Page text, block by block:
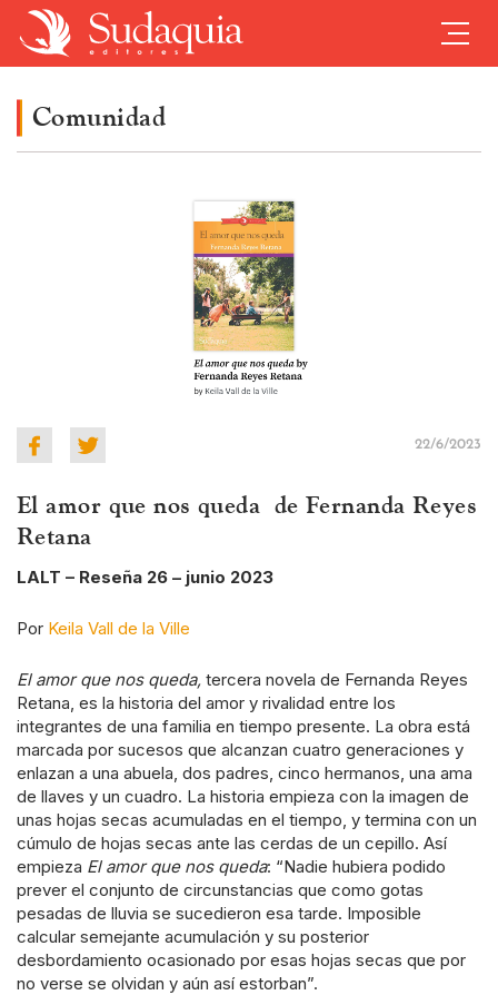
Comunidad
22/6/2023
El amor que nos queda de Fernanda Reyes
Retana
LALT – Reseña 26 – junio 2023
Por Keila Vall de la Ville
El amor que nos queda, tercera novela de Fernanda Reyes
Retana, es la historia del amor y rivalidad entre los
integrantes de una familia en tiempo presente. La obra está
marcada por sucesos que alcanzan cuatro generaciones y
enlazan a una abuela, dos padres, cinco hermanos, una ama
de llaves y un cuadro. La historia empieza con la imagen de
unas hojas secas acumuladas en el tiempo, y termina con un
cúmulo de hojas secas ante las cerdas de un cepillo. Así
empieza El amor que nos queda: “Nadie hubiera podido
prever el conjunto de circunstancias que como gotas
pesadas de lluvia se sucedieron esa tarde. Imposible
calcular semejante acumulación y su posterior
desbordamiento ocasionado por esas hojas secas que por
no verse se olvidan y aún así estorban”.